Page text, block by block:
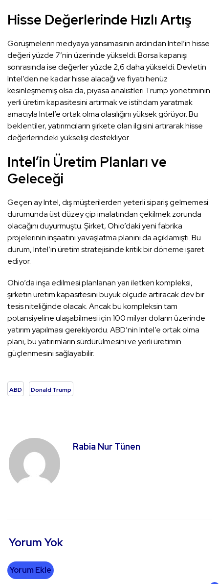
Hisse Değerlerinde Hızlı Artış
Görüşmelerin medyaya yansımasının ardından Intel’in hisse
değeri yüzde 7’nin üzerinde yükseldi. Borsa kapanışı
sonrasında ise değerler yüzde 2,6 daha yükseldi. Devletin
Intel’den ne kadar hisse alacağı ve fiyatı henüz
kesinleşmemiş olsa da, piyasa analistleri Trump yönetiminin
yerli üretim kapasitesini artırmak ve istihdam yaratmak
amacıyla Intel’e ortak olma olasılığını yüksek görüyor. Bu
beklentiler, yatırımcıların şirkete olan ilgisini artırarak hisse
değerlerindeki yükselişi destekliyor.
Intel’in Üretim Planları ve
Geleceği
Geçen ay Intel, dış müşterilerden yeterli sipariş gelmemesi
durumunda üst düzey çip imalatından çekilmek zorunda
olacağını duyurmuştu. Şirket, Ohio’daki yeni fabrika
projelerinin inşaatını yavaşlatma planını da açıklamıştı. Bu
durum, Intel’in üretim stratejisinde kritik bir döneme işaret
ediyor.
Ohio’da inşa edilmesi planlanan yarı iletken kompleksi,
şirketin üretim kapasitesini büyük ölçüde artıracak dev bir
tesis niteliğinde olacak. Ancak bu kompleksin tam
potansiyeline ulaşabilmesi için 100 milyar doların üzerinde
yatırım yapılması gerekiyordu. ABD’nin Intel’e ortak olma
planı, bu yatırımların sürdürülmesini ve yerli üretimin
güçlenmesini sağlayabilir.
ABD Donald Trump
Rabia Nur Tünen
Yorum Yok
Yorum Ekle